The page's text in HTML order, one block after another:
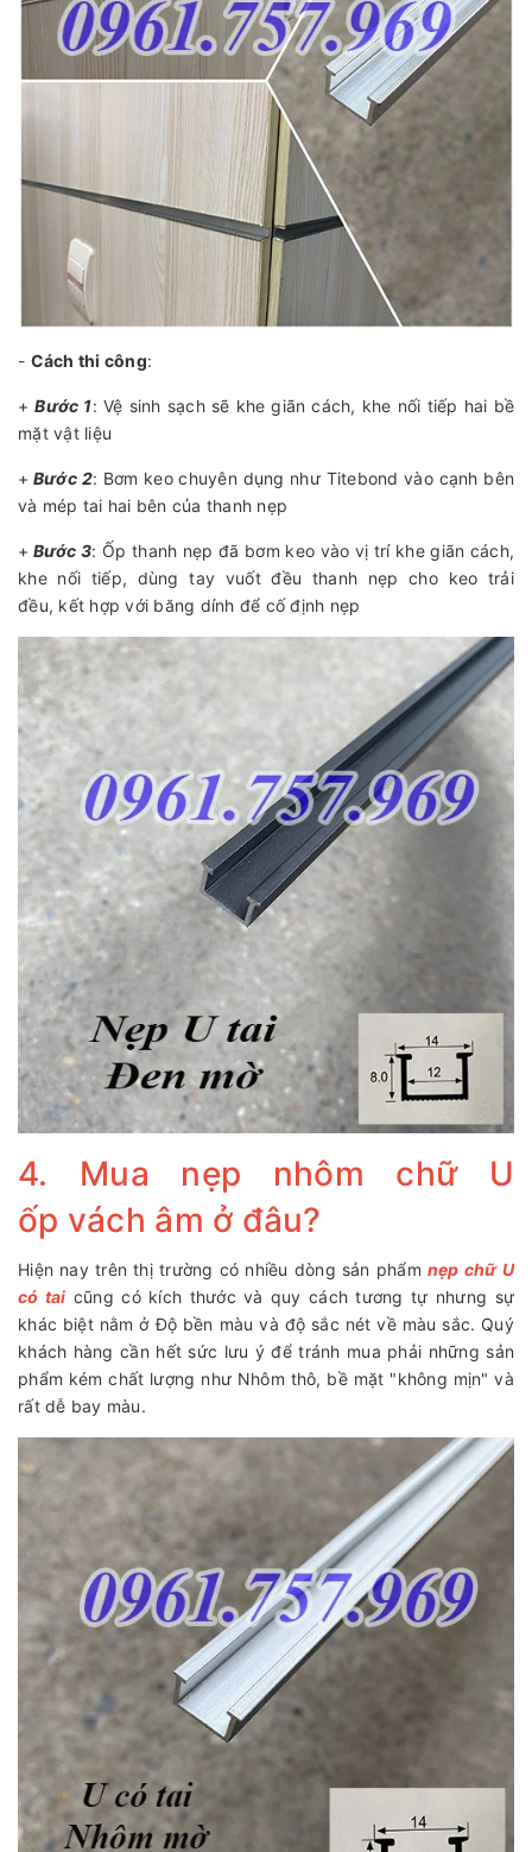
- Cách thi công:
+Bước 1: Vệ sinh sạch sẽ khe giãn cách, khe nối tiếp hai bề
mặt vật liệu
+ Bước 2: Bơm keo chuyên dụng như Titebond vào cạnh bên
và mép tai hai bên của thanh nẹp
+ Bước 3: Ốp thanh nẹp đã bơm keo vào vị trí khe giãn cách,
khe nối tiếp, dùng tay vuốt đều thanh nẹp cho keo trải
đều, kết hợp với băng dính để cố định nẹp
4. Mua nẹp nhôm chữ U
ốp vách âm ở đâu?
Hiện nay trên thị trường có nhiều dòng sản phẩm nẹp chữ U
có tai cũng có kích thước và quy cách tương tự nhưng sự
khác biệt nằm ở Độ bền màu và độ sắc nét về màu sắc. Quý
khách hàng cần hết sức lưu ý để tránh mua phải những sản
phẩm kém chất lượng như Nhôm thô, bề mặt "không mịn" và
rất dễ bay màu.